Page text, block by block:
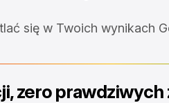
się w Twoich wynikach
zero prawdziwych